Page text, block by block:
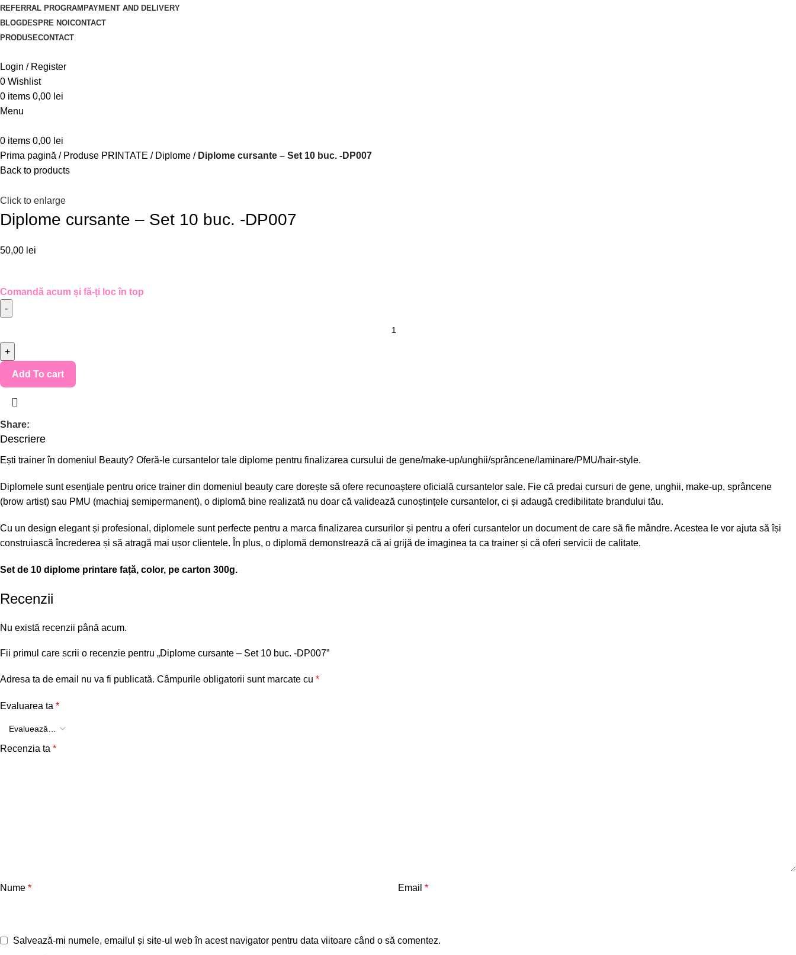
REFERRAL PROGRAM PAYMENT AND DELIVERY
BLOGDESPRE NOI CONTACT
PRODUSECONTACT
Login / Register
0 Wishlist
0 items 0,00 lei
Menu
0 items 0,00 lei
Prima pagină
Produse PRINTATE Diplome
Diplome cursante – Set 10 buc. -DP007
Back to products
Click to enlarge
Diplome cursante – Set 10 buc. -DP007
50,00 lei
Comandă acum și fă-ți loc în top
Add To cart
Share:
Descriere
Ești trainer în domeniul Beauty? Oferă-le cursantelor tale diplome pentru finalizarea cursului de gene/make-up/unghii/sprâncene/laminare/PMU/hair-style.
Diplomele sunt esențiale pentru orice trainer din domeniul beauty care dorește să ofere recunoaștere oficială cursantelor sale. Fie că predai cursuri de gene, unghii, make-up, sprâncene
(brow artist) sau PMU (machiaj semipermanent), o diplomă bine realizată nu doar că validează cunoștințele cursantelor, ci și adaugă credibilitate brandului tău.
Cu un design elegant și profesional, diplomele sunt perfecte pentru a marca finalizarea cursurilor și pentru a oferi cursantelor un document de care să fie mândre. Acestea le vor ajuta să își
construiască încrederea și să atragă mai ușor clientele. În plus, o diplomă demonstrează că ai grijă de imaginea ta ca trainer și că oferi servicii de calitate.
Set de 10 diplome printare față, color, pe carton 300g.
Recenzii
Nu există recenzii până acum.
Fii primul care scrii o recenzie pentru „Diplome cursante – Set 10 buc. -DP007”
Adresa ta de email nu va fi publicată. Câmpurile obligatorii sunt marcate cu *
Evaluarea ta *
Recenzia ta *
Nume * Email *
Salvează-mi numele, emailul și site-ul web în acest navigator pentru data viitoare când o să comentez.